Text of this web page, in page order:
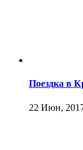
Поездка в
22 Июн,